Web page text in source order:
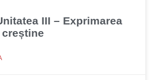
III – Exprimarea